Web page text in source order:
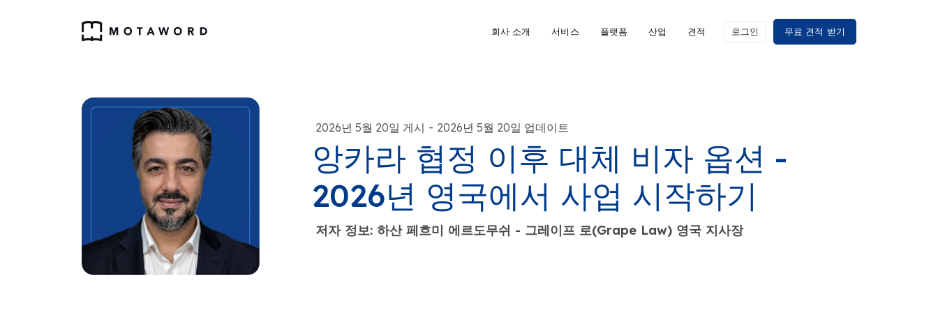
회사 소개 서비스 플랫폼 산업 견적 로그인 무료 견적 받기
2026년 5월 20일 게시 - 2026년 5월 20일 업데이트
앙카라 협정 이후 대체 비자 옵션 -
2026년 영국에서 사업 시작하기
저자 정보: 하산 페흐미 에르도무쉬 - 그레이프 로(Grape Law) 영국 지사장